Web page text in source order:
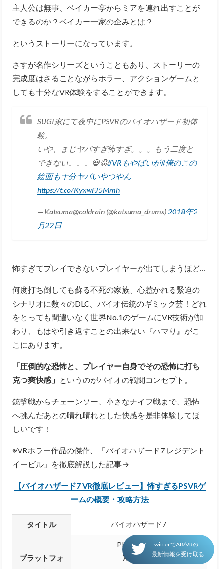
主人公は無事、ベイカー亭からミアを連れ出すことが
できるのか？ベイカー一家の企みとは？
というストーリーになっています。
さすが名作シリーズということもあり、ストーリーの
完成度はさることながらホラー、アクションゲームと
しても十分なVR体験をすることができます。
SUGI家にて夜中にPSVRのバイオハザード初体
験。
いや、まじヤバすぎ怖すぎ。。。もう二度と
できない。。。💀😱#VRもやばいが#俺のこの
絵面も十分ヤバいやつやん
https://t.co/KyxwFJ5Mmh
— Katsuma@coldrain (@katsuma_drums) 2018年2
月22日
怖すぎてプレイできないプレイヤーが出てしまうほど…
何度打ち倒しても蘇る不死の家族、心惹かれる緊迫の
シナリオに数々のDLC、バイオ伝統のギミック芸！どれ
をとっても間違いなく世界No.1のゲームにVR技術が加
わり、もはや引き返すことの出来ない『ハマり』がこ
こにあります。
「圧倒的な恐怖と、プレイヤー自身でその恐怖に打ち
克つ爽快感」 というのがバイオの戦闘コンセプト。
銃撃戦からチェーンソー、小さなナイフ戦まで、恐怖
へ挑んだあとの晴れ晴れとした快感を是非体験してほ
しいです！
※VRホラー作品の傑作、「バイオハザード7 レジデント
イービル」を徹底解説した記事→
【バイオハザード7 VR徹底レビュー】怖すぎるPSVRゲ
ームの概要・攻略方法
タイトル バイオハザード7
プラットフォ
PlayStation 4
Xbox One
TwitterでAR/VRの
最新情報を受け取る